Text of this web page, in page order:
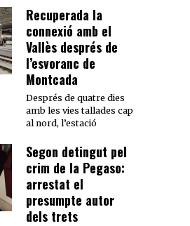
Recuperada la
connexió amb el
Vallès després de
l’esvoranc de
Montcada
Després de quatre dies
amb les vies tallades cap
al nord, l’estació
Segon detingut pel
crim de la Pegaso:
arrestat el
presumpte autor
dels trets